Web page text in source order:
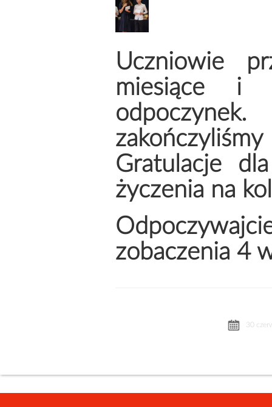
Uczniowie
miesiące i
Gratulacje
życzenia na
zobaczenia 4
30